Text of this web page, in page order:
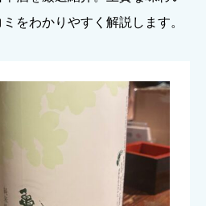
をわかりやすく解説します。